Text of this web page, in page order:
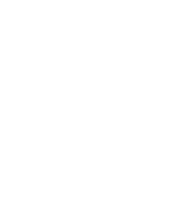
anak
engkau bekerja
dalam pada itu,
sepuluh tahun,
kerelaanmu
bertujuan